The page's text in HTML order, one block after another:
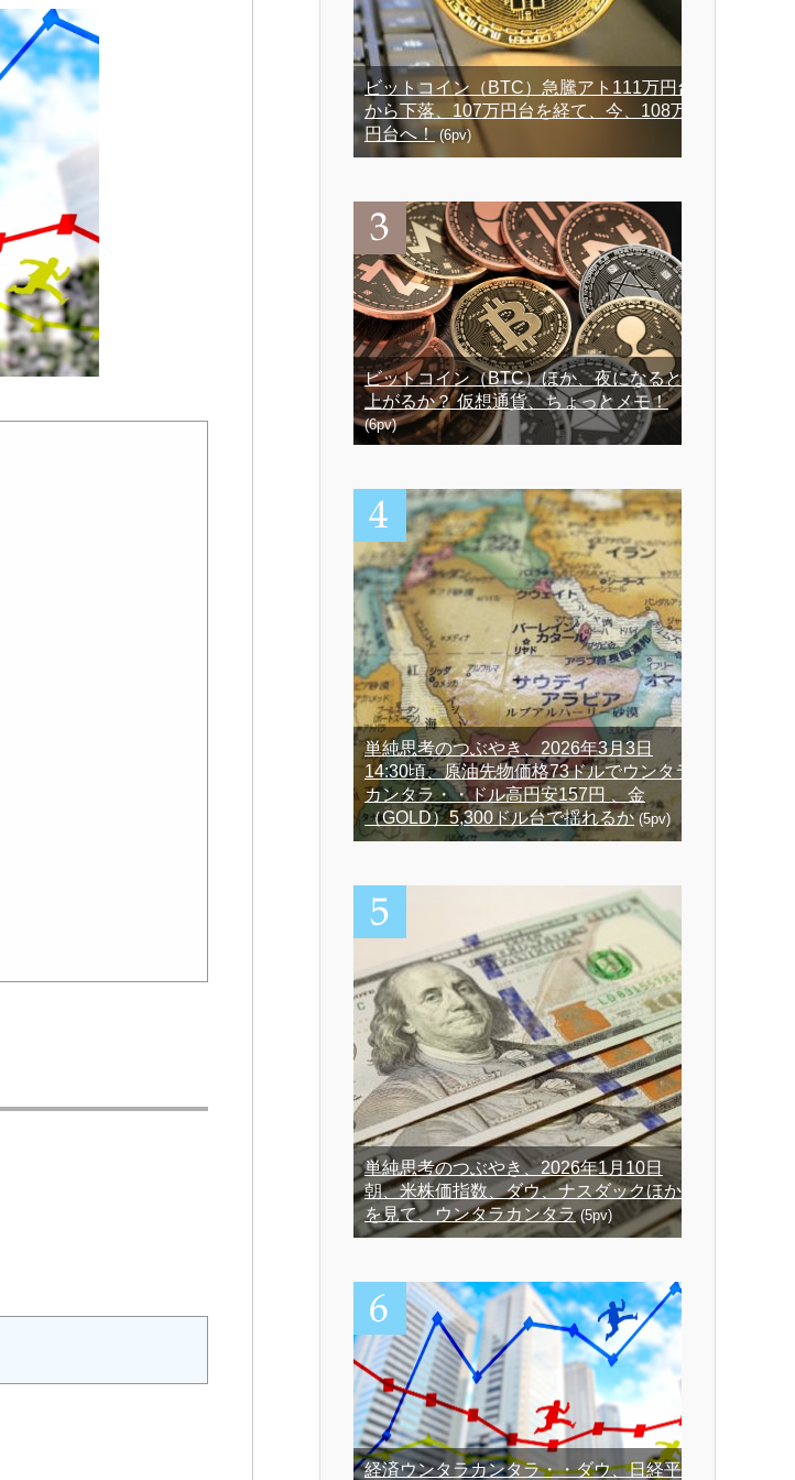
ビットコイン（BTC）急騰アト111万円台
から下落、107万円台を経て、今、108万
円台へ！(6pv)
ビットコイン（BTC）ほか、夜になると
上がるか？ 仮想通貨、ちょっとメモ！
(6pv)
単純思考のつぶやき、2026年3月3日
14:30頃、原油先物価格73ドルでウンタラ
カンタラ・・ドル高円安157円 、金
（GOLD）5,300ドル台で揺れるか(5pv)
単純思考のつぶやき、2026年1月10日
朝、米株価指数、ダウ、ナスダックほか
を見て、ウンタラカンタラ(5pv)
経済ウンタラカンタラ・・ダウ、日経平